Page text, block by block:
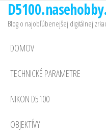
Preskočiť
Blog o najobľúbenejšej digitálnej
DOMOV
TECHNICKÉ PARAMETRE
NIKON D5100
OBJEKTÍVY